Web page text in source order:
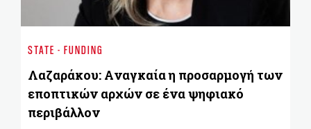
STATE - FUNDING
Λαζαράκου: Aναγκαία η προσαρμογή των
εποπτικών αρχών σε ένα ψηφιακό
περιβάλλον